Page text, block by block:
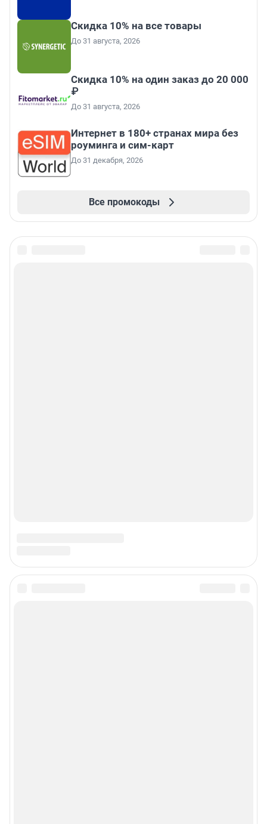
Скидка 10% на все товары
До 31 августа, 2026
Скидка 10% на один заказ до 20 000
₽
До 31 августа, 2026
Интернет в 180+ странах мира без
роуминга и сим-карт
До 31 декабря, 2026
Все промокоды